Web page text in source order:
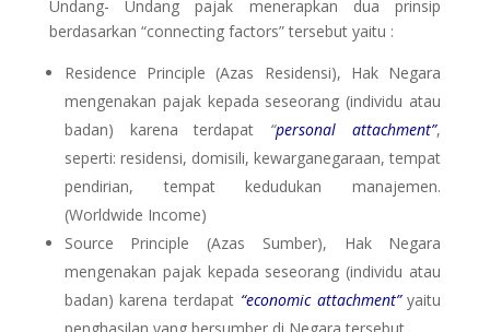
Undang- Undang pajak menerapkan dua prinsip
berdasarkan “connecting factors” tersebut yaitu :
Residence Principle (Azas Residensi), Hak Negara
mengenakan pajak kepada seseorang (individu atau
badan) karena terdapat “personal attachment”,
seperti: residensi, domisili, kewarganegaraan, tempat
pendirian, tempat kedudukan manajemen.
(Worldwide Income)
Source Principle (Azas Sumber), Hak Negara
mengenakan pajak kepada seseorang (individu atau
badan) karena terdapat “economic attachment”yaitu